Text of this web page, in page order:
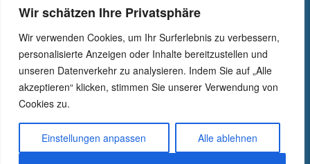
Wir schätzen Ihre Privatsphäre
Wir verwenden Cookies, um Ihr Surferlebnis zu verbessern,
personalisierte Anzeigen oder Inhalte bereitzustellen und
unseren Datenverkehr zu analysieren. Indem Sie auf „Alle
akzeptieren“ klicken, stimmen Sie unserer Verwendung von
Cookies zu.
Einstellungen anpassen Alle ablehnen
-Impressum
Stichwort suchen
S
u
c
e
n